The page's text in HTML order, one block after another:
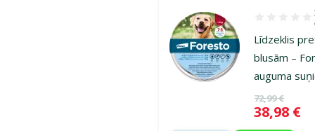
Līdzeklis
blusām –
auguma
Oriģinālā
72,99 €
Cena
38,98 €